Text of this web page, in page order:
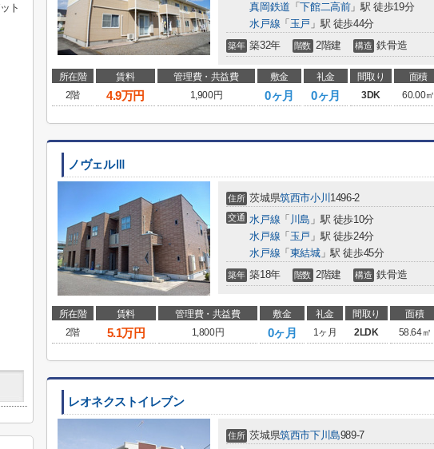
真岡鉄道 「下館二高前」駅 徒歩19分
水戸線 「 玉戸 」駅 徒歩44分
築年 築32年 階数 2階建 構造 鉄骨造
所在階 賃料 管理費・共益費 敷金 礼金 間取り 面積
2階
4.9万円 1,900円 0ヶ月 0ヶ月 3DK 60.00㎡
ノヴェルⅢ
住所 茨城県筑西市小川 1496-2
交通 水戸線 「 川島 」駅 徒歩10分
水戸線 「 玉戸 」駅 徒歩24分
水戸線 「 東結城」駅 徒歩45分
築年 築18年 階数 2階建 構造 鉄骨造
所在階 賃料 管理費・共益費 敷金 礼金 間取り 面積
2階
5.1万円 1,800円 0ヶ月 1ヶ月 2LDK 58.64㎡
レオネクストイレブン
住所 茨城県筑西市下川島989-7
ト